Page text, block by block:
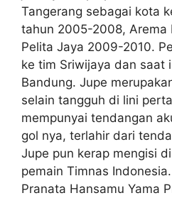
Tangerang sebagai kota
tahun 2005-2008,
Pelita Jaya 2009-2010.
ke tim Sriwijaya dan saat
Bandung. Jupe
selain tangguh di lini
mempunyai tendangan
gol nya, terlahir dari
Jupe pun kerap mengisi
pemain Timnas
Pranata Hansamu Yama